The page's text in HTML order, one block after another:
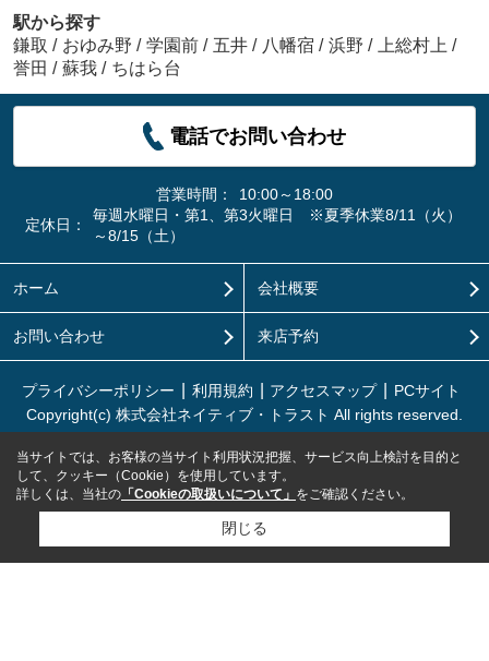
駅から探す
鎌取 / おゆみ野 / 学園前 / 五井 / 八幡宿 / 浜野 / 上総村上 /
誉田 / 蘇我 / ちはら台
電話でお問い合わせ
営業時間：
10:00～18:00
定休日：
毎週水曜日・第1、第3火曜日 ※夏季休業8/11（火）
～8/15（土）
ホーム 会社概要
お問い合わせ 来店予約
プライバシーポリシー 利用規約 アクセスマップ
PCサイト
Copyright(c) 株式会社ネイティブ・トラスト All rights reserved.
当サイトでは、お客様の当サイト利用状況把握、サービス向上検討を目的と
して、クッキー（Cookie）を使用しています。
詳しくは、当社の 「Cookieの取扱いについて」 をご確認ください。
閉じる